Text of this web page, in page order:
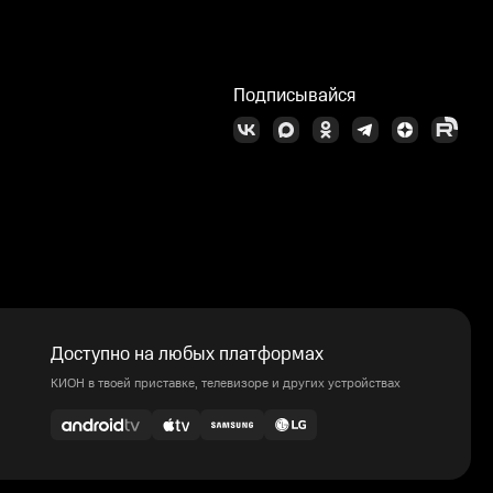
Подписывайся
Доступно на любых платформах
КИОН в твоей приставке, телевизоре и других устройствах